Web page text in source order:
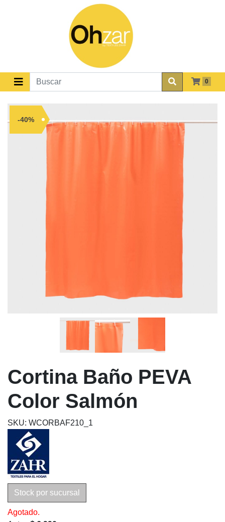
0
-40%
Cortina Baño PEVA
Color Salmón
SKU: WCORBAF210_1
Stock por sucursal
Agotado.